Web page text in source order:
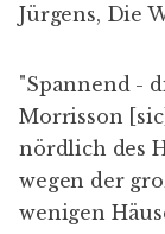
Jürgens, Die
"Spannend -
Morrisson
nördlich des
wegen der
wenigen